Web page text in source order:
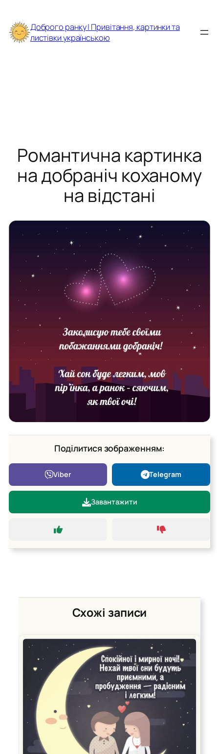
до
вмісту
Доброго ранку | Привітання, картинки та
листівки українською
Романтична картинка
на добраніч коханому
на відстані
Поділитися зображенням:
Viber Telegram
Завантажити
Схожі записи